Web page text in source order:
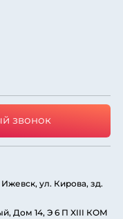
звонок
ул. Кирова, зд.
Дом 14, Э 6 П XIII КОМ